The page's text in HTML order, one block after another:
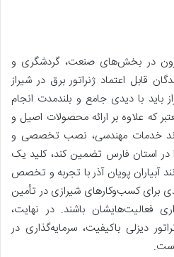
در بخش‌های صنعت، گردشگری و
قابل اعتماد ژنراتور برق در شیراز
باید با دیدی جامع و بلندمدت انجام
که علاوه بر ارائه محصولات اصیل و
خدمات مهندسی، نصب تخصصی و
در استان فارس تضمین کند، کلید یک
آبیاران پویان آذر با تجربه و تخصص
برای کسب‌وکارهای شیرازی در تأمین
فعالیت‌هایشان باشند. در نهایت،
دیزلی باکیفیت، سرمایه‌گذاری در